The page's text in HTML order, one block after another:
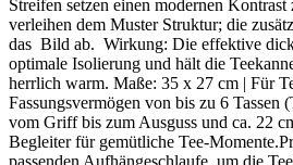
Streifen setzen einen modernen
verleihen dem Muster Struktur; die
das Bild ab. Wirkung: Die effektive
optimale Isolierung und hält die
herrlich warm. Maße: 35 x 27 cm | Für
Fassungsvermögen von bis zu 6 Tassen
vom Griff bis zum Ausguss und ca. 22
Begleiter für gemütliche Tee-
passenden Aufhängeschlaufe, um die